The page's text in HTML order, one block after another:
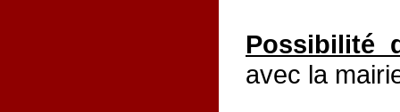
Possibilité
avec la